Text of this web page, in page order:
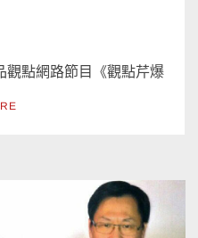
觀點網路節目《觀點芹爆